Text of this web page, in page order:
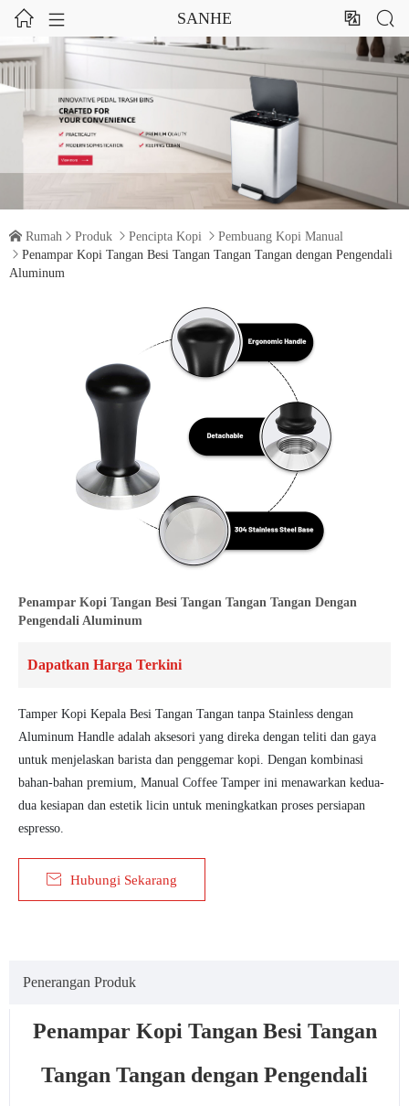
  SANHE  
 Rumah  Produk  Pencipta Kopi  Pembuang Kopi Manual
 Penampar Kopi Tangan Besi Tangan Tangan Tangan dengan Pengendali
Aluminum
Penampar Kopi Tangan Besi Tangan Tangan Tangan Dengan
Pengendali Aluminum
Dapatkan Harga Terkini
Tamper Kopi Kepala Besi Tangan Tangan tanpa Stainless dengan
Aluminum Handle adalah aksesori yang direka dengan teliti dan gaya
untuk menjelaskan barista dan penggemar kopi. Dengan kombinasi
bahan-bahan premium, Manual Coffee Tamper ini menawarkan kedua-
dua kesiapan dan estetik licin untuk meningkatkan proses persiapan
espresso.
 Hubungi Sekarang
Penerangan Produk
Penampar Kopi Tangan Besi Tangan
Tangan Tangan dengan Pengendali